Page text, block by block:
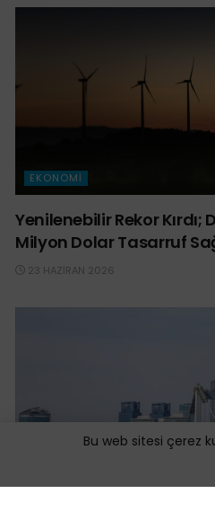
EKONOMI
Yenilenebilir Rekor
Milyon Dolar Tasarruf
23 HAZIRAN 2026
Bu web sitesi çerez